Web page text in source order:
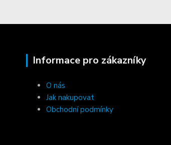
Informace pro zákazníky
O nás
Jak nakupovat
Obchodní podmínky